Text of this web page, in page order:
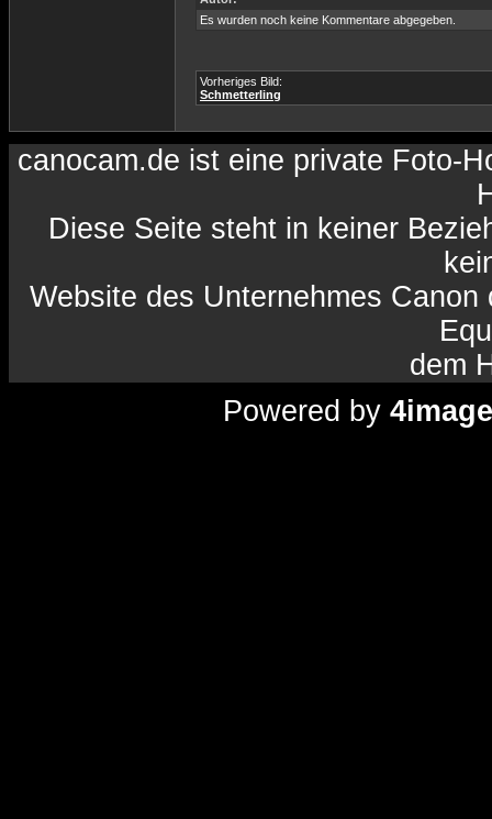
Es wurden noch keine Kommentare abgegeben.
Vorheriges Bild:
Schmetterling
canocam.de ist eine private Foto-
Diese Seite steht in keiner
Website des Unternehmes
dem
Powered by